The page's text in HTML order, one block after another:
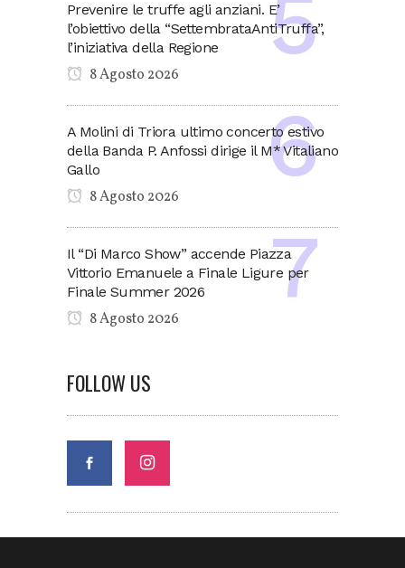
Prevenire le truffe agli anziani. E’
l’obiettivo della “SettembrataAntiTruffa”,
l’iniziativa della Regione
8 Agosto 2026
A Molini di Triora ultimo concerto estivo
della Banda P. Anfossi dirige il M* Vitaliano
Gallo
8 Agosto 2026
Il “Di Marco Show” accende Piazza
Vittorio Emanuele a Finale Ligure per
Finale Summer 2026
8 Agosto 2026
FOLLOW US